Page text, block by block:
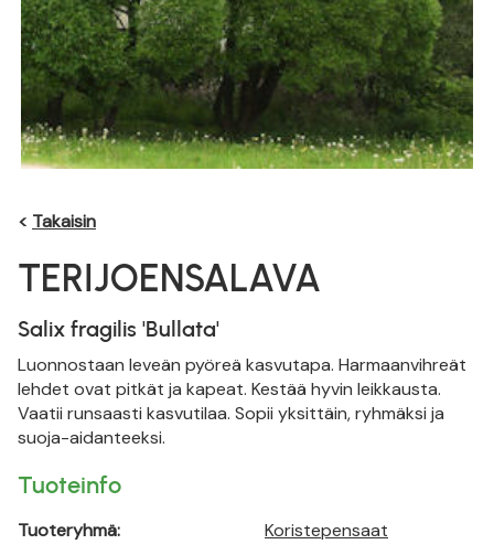
< Takaisin
TERIJOENSALAVA
Salix fragilis 'Bullata'
Luonnostaan leveän pyöreä kasvutapa. Harmaanvihreät
lehdet ovat pitkät ja kapeat. Kestää hyvin leikkausta.
Vaatii runsaasti kasvutilaa. Sopii yksittäin, ryhmäksi ja
suoja-aidanteeksi.
Tuoteinfo
Tuoteryhmä:
Koristepensaat